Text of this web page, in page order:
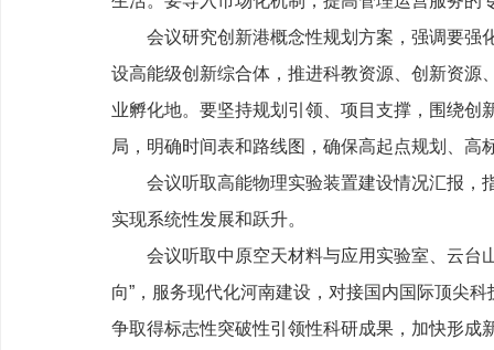
会议研究创新港概念性规划方案，强调要强化
设高能级创新综合体，推进科教资源、创新资源
业孵化地。要坚持规划引领、项目支撑，围绕
局，明确时间表和路线图，确保高起点规划、高
会议听取高能物理实验装置建设情况汇报，指
实现系统性发展和跃升。
会议听取中原空天材料与应用实验室、云台山
向”，服务现代化河南建设，对接国内国际顶尖
争取得标志性突破性引领性科研成果，加快形成